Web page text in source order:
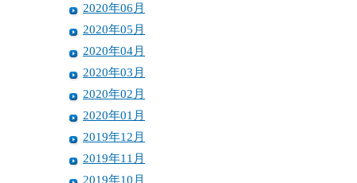
2020年06月
2020年05月
2020年04月
2020年03月
2020年02月
2020年01月
2019年12月
2019年11月
2019年10月